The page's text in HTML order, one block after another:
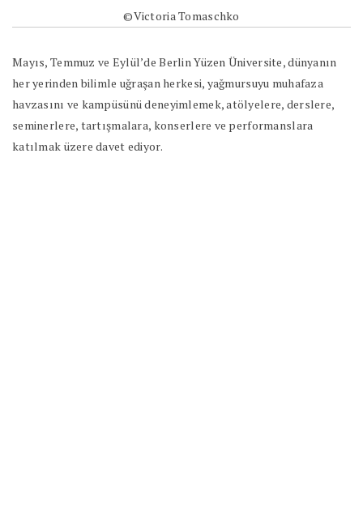
©Victoria Tomaschko
Mayıs, Temmuz ve Eylül’de Berlin Yüzen Üniversite, dünyanın
her yerinden bilimle uğraşan herkesi, yağmursuyu muhafaza
havzasını ve kampüsünü deneyimlemek, atölyelere, derslere,
seminerlere, tartışmalara, konserlere ve performanslara
katılmak üzere davet ediyor.